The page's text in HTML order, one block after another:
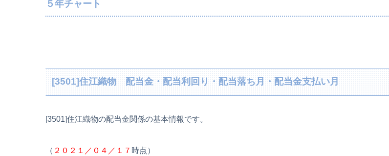
５年チャート
[3501]住江織物 配当金・配当利回り・配当落ち月・配当金支払い月
[3501]住江織物の配当金関係の基本情報です。
（ ２０２１／０４／１７ 時点）